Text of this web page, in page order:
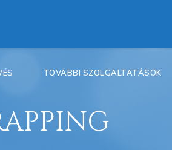
TOVÁBBI SZOLGALTATÁSOK